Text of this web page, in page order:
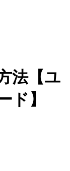
法【ユ
ド】